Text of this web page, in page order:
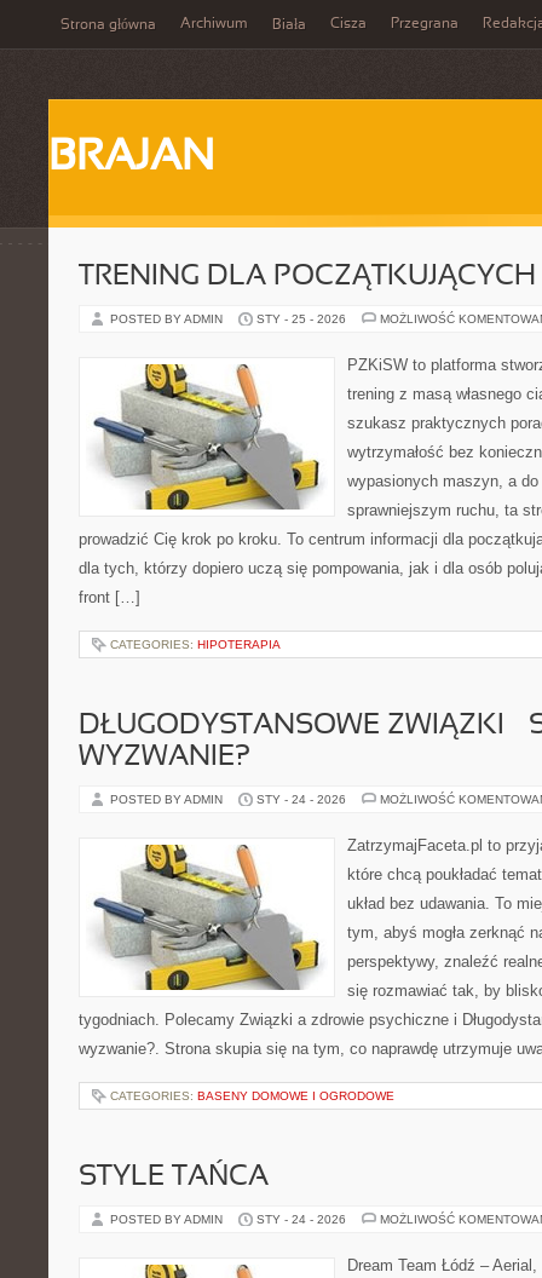
Strona główna Archiwum Biała Cisza Przegrana
BRAJAN
TRENING DLA POCZĄTKUJĄCYCH
POSTED BY ADMIN STY - 25 - 2026 MOŻLIWOŚĆ
PZKiSW to platforma
trening z masą własnego
szukasz praktycznych
wytrzymałość bez
wypasionych maszyn, a
sprawniejszym ruchu, ta
prowadzić Cię krok po kroku. To centrum informacji dla
dla tych, którzy dopiero uczą się pompowania, jak i dla osób
front […]
CATEGORIES: HIPOTERAPIA
DŁUGODYSTANSOWE ZWIĄZKI –
WYZWANIE?
POSTED BY ADMIN STY - 24 - 2026 MOŻLIWOŚĆ
ZatrzymajFaceta.pl to
które chcą poukładać
układ bez udawania. To
tym, abyś mogła zerknąć
perspektywy, znaleźć
się rozmawiać tak, by
tygodniach. Polecamy Związki a zdrowie psychiczne i
wyzwanie?. Strona skupia się na tym, co naprawdę utrzymuje
CATEGORIES: BASENY DOMOWE I OGRODOWE
STYLE TAŃCA
POSTED BY ADMIN STY - 24 - 2026 MOŻLIWOŚĆ
Dream Team Łódź –